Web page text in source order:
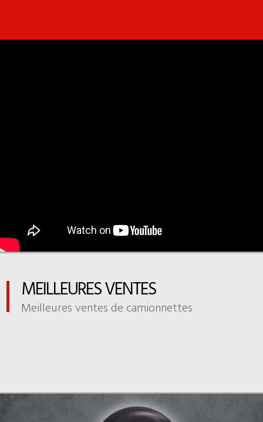
MEILLEURES VENTES
Meilleures ventes de camionnettes